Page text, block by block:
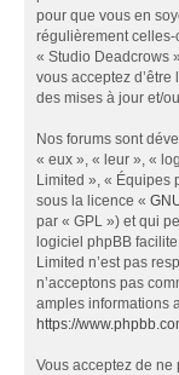
pour que vous en
régulièrement celles-
« Studio Deadcrows
vous acceptez
des mises à jour et/
Nos forums sont
« eux », « leur », «
Limited », « Équipes
sous la licence «
par « GPL ») et qui
logiciel phpBB
Limited n’est pas
n’acceptons pas
amples informations
https://
Vous acceptez de